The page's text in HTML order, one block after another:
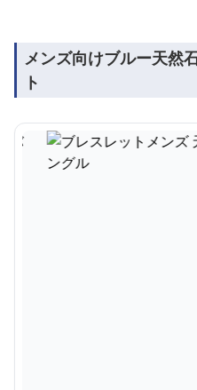
メンズ向けブルー天然
ト